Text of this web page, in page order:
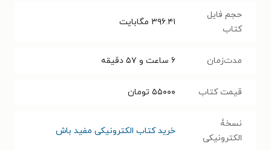
حجم فایل
کتاب
۳۹۶.۴۱ مگابایت
مدت‌زمان ۶ ساعت و ۵۷ دقیقه
قیمت کتاب ۵۵۰۰۰ تومان
نسخۀ
الکترونیکی
خرید کتاب الکترونیکی مفید باش